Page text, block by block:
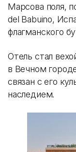
Марсова поля,
del Babuino,
флагманского
Отель стал
в Вечном
связан с его
наследием.